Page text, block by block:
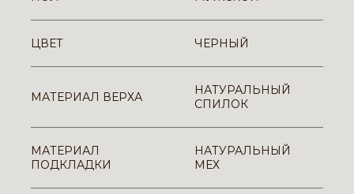
ЦВЕТ ЧЕРНЫЙ
МАТЕРИАЛ ВЕРХА
НАТУРАЛЬНЫЙ
СПИЛОК
МАТЕРИАЛ
ПОДКЛАДКИ
НАТУРАЛЬНЫЙ
МЕХ